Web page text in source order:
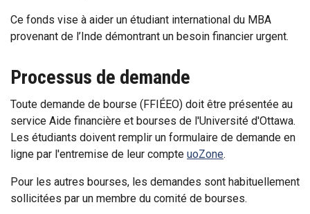
Ce fonds vise à aider un étudiant international du MBA
provenant de l’Inde démontrant un besoin financier urgent.
Processus de demande
Toute demande de bourse (FFIÉEO) doit être présentée au
service Aide financière et bourses de l'Université d'Ottawa.
Les étudiants doivent remplir un formulaire de demande en
ligne par l'entremise de leur compte uoZone.
Pour les autres bourses, les demandes sont habituellement
sollicitées par un membre du comité de bourses.